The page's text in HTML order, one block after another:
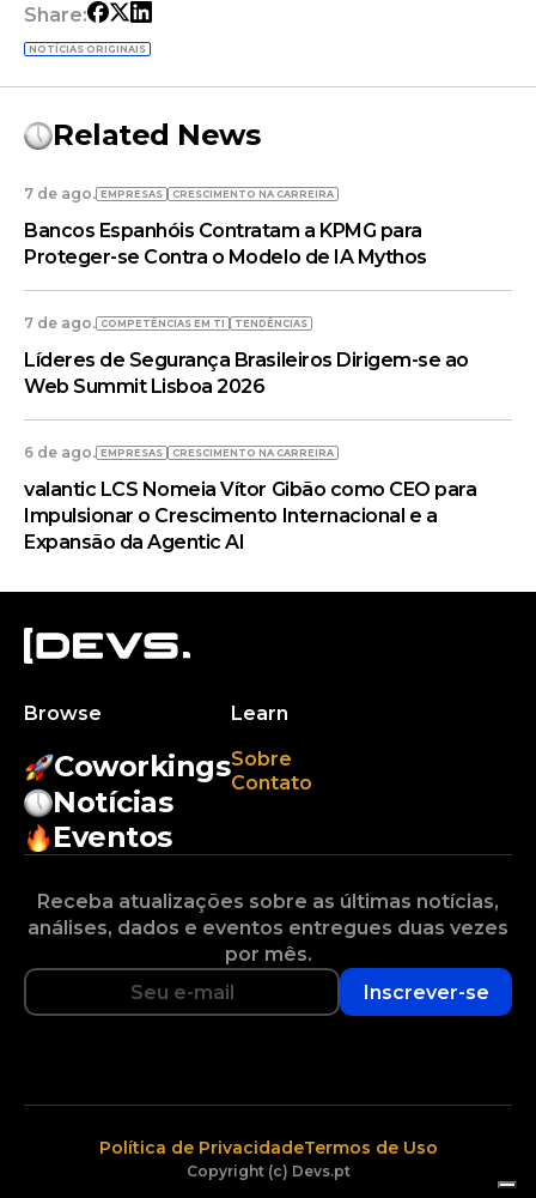
Share:
NOTÍCIAS ORIGINAIS
Related News
7 de ago. EMPRESAS CRESCIMENTO NA CARREIRA
Bancos Espanhóis Contratam a KPMG para
Proteger-se Contra o Modelo de IA Mythos
7 de ago. COMPETÊNCIAS EM TI TENDÊNCIAS
Líderes de Segurança Brasileiros Dirigem-se ao
Web Summit Lisboa 2026
6 de ago. EMPRESAS CRESCIMENTO NA CARREIRA
valantic LCS Nomeia Vítor Gibão como CEO para
Impulsionar o Crescimento Internacional e a
Expansão da Agentic AI
Browse
Coworkings
Notícias
Eventos
Learn
Sobre
Contato
Receba atualizações sobre as últimas notícias,
análises, dados e eventos entregues duas vezes
por mês.
Inscrever-se
Copyright (c) Devs.pt
Política de PrivacidadeTermos de Uso